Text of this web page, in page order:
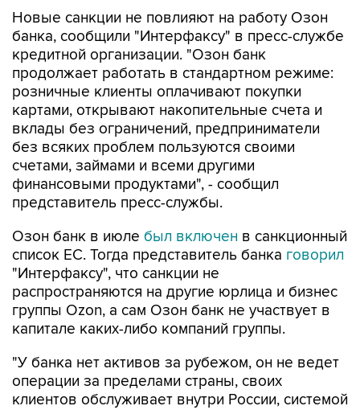
Новые санкции не повлияют на работу Озон
банка, сообщили "Интерфаксу" в пресс-службе
кредитной организации. "Озон банк
продолжает работать в стандартном режиме:
розничные клиенты оплачивают покупки
картами, открывают накопительные счета и
вклады без ограничений, предприниматели
без всяких проблем пользуются своими
счетами, займами и всеми другими
финансовыми продуктами", - сообщил
представитель пресс-службы.
Озон банк в июле был включен в санкционный
список ЕС. Тогда представитель банка говорил
"Интерфаксу", что санкции не
распространяются на другие юрлица и бизнес
группы Ozon, а сам Озон банк не участвует в
капитале каких-либо компаний группы.
"У банка нет активов за рубежом, он не ведет
операции за пределами страны, своих
клиентов обслуживает внутри России, системой